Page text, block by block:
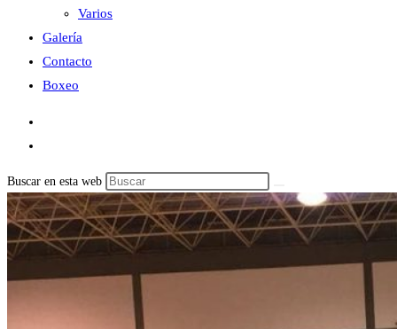
Varios
Galería
Contacto
Boxeo
Buscar en esta web